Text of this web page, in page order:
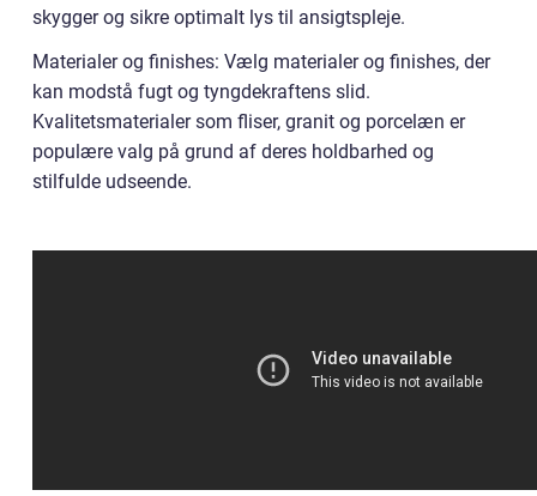
skygger og sikre optimalt lys til ansigtspleje.
Materialer og finishes: Vælg materialer og finishes, der
kan modstå fugt og tyngdekraftens slid.
Kvalitetsmaterialer som fliser, granit og porcelæn er
populære valg på grund af deres holdbarhed og
stilfulde udseende.